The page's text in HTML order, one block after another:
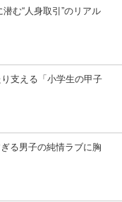
む“人身取引”のリアル
支える「小学生の甲子
る男子の純情ラブに胸